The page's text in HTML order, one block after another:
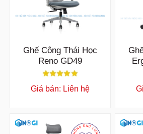
Ghế Công Thái Học
Reno GD49
Giá bán: Liên hệ